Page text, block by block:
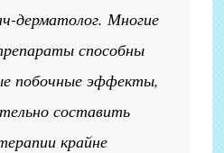
дерматолог. Многие
способны
побочные эффекты,
составить
крайне